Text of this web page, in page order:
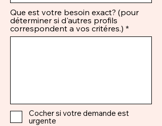
Que est votre besoin exact? (pour
déterminer si d'autres profils
correspondent a vos critéres.)
Cocher si votre demande est
urgente